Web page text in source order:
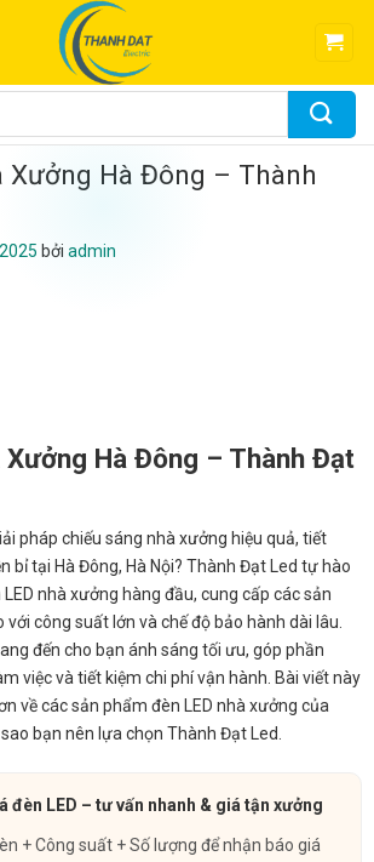
Xưởng Hà Đông – Thành
bởi admin
Xưởng Hà Đông – Thành Đạt
pháp chiếu sáng nhà xưởng hiệu quả, tiết
bỉ tại Hà Đông, Hà Nội? Thành Đạt Led tự hào
nhà xưởng hàng đầu, cung cấp các sản
công suất lớn và chế độ bảo hành dài lâu.
đến cho bạn ánh sáng tối ưu, góp phần
việc và tiết kiệm chi phí vận hành. Bài viết này
về các sản phẩm đèn LED nhà xưởng của
bạn nên lựa chọn Thành Đạt Led.
đèn LED – tư vấn nhanh & giá tận xưởng
+ Công suất + Số lượng để nhận báo giá